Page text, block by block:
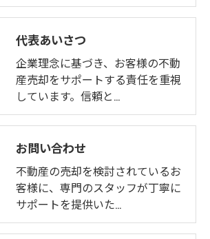
代表あいさつ
企業理念に基づき、お客様の不動
産売却をサポートする責任を重視
しています。信頼と…
お問い合わせ
不動産の売却を検討されているお
客様に、専門のスタッフが丁寧に
サポートを提供いた…